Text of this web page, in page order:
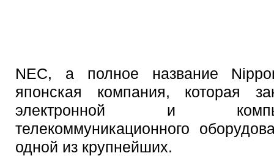
NEC, а полное название
японская компания, которая
электронной и
телекоммуникационного
одной из крупнейших.